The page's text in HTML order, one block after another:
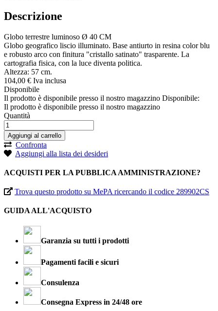
Descrizione
Globo terrestre luminoso Ø 40 CM
Globo geografico liscio illuminato. Base antiurto in resina color blu
e robusto arco con finitura "cristallo satinato" trasparente. La
cartografia fisica, con la luce diventa politica.
Altezza: 57 cm.
104,00 € Iva inclusa
Disponibile
Il prodotto è disponibile presso il nostro magazzino Disponibile:
Il prodotto è disponibile presso il nostro magazzino
Quantità
Aggiungi al carrello
Confronta
Aggiungi alla lista dei desideri
ACQUISTI PER LA PUBBLICA AMMINISTRAZIONE?
Trova questo prodotto su MePA ricercando il codice 289902CS
GUIDA ALL'ACQUISTO
Garanzia su tutti i prodotti
Pagamenti facili e sicuri
Consulenza
Consegna Express in 24/48 ore